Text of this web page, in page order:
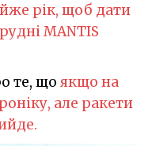
рік, щоб дати
MANTIS
те, що якщо на
але ракети